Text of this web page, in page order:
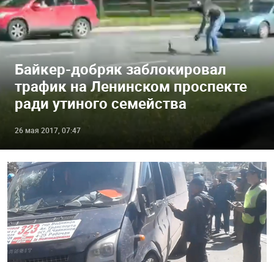
Байкер-добряк заблокировал
трафик на Ленинском проспекте
ради утиного семейства
26 мая 2017, 07:47